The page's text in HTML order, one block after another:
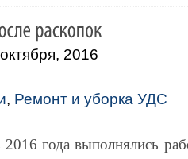
2016
, Ремонт и уборка УДС
года выполнялись